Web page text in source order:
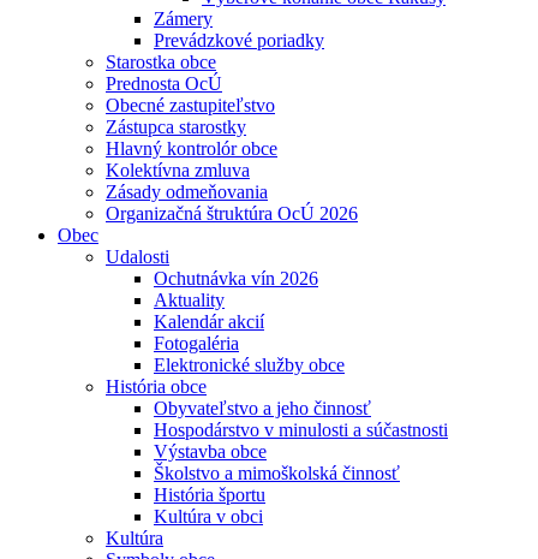
Zámery
Prevádzkové poriadky
Starostka obce
Prednosta OcÚ
Obecné zastupiteľstvo
Zástupca starostky
Hlavný kontrolór obce
Kolektívna zmluva
Zásady odmeňovania
Organizačná štruktúra OcÚ 2026
Obec
Udalosti
Ochutnávka vín 2026
Aktuality
Kalendár akcií
Fotogaléria
Elektronické služby obce
História obce
Obyvateľstvo a jeho činnosť
Hospodárstvo v minulosti a súčastnosti
Výstavba obce
Školstvo a mimoškolská činnosť
História športu
Kultúra v obci
Kultúra